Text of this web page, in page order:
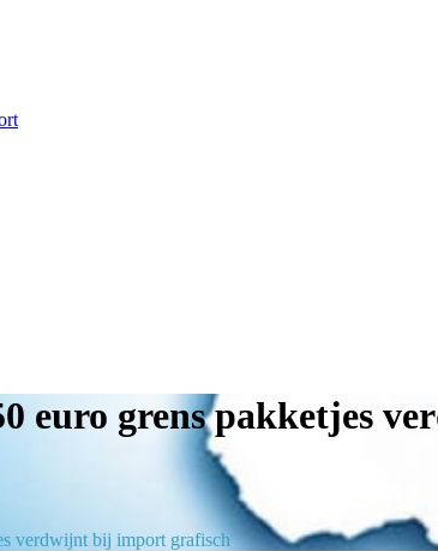
euro grens pakketjes
verdwijnt bij import grafisch